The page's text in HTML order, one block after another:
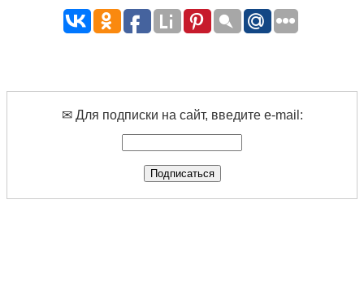
✉ Для подписки на сайт, введите e-mail: